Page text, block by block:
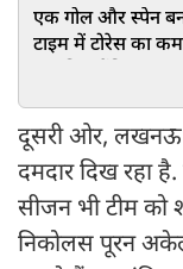
एक गोल और स्पेन बना
टाइम में टोरेस का
दूसरी ओर, लखनऊ
दमदार दिख रहा
सीजन भी टीम को
निकोलस पूरन